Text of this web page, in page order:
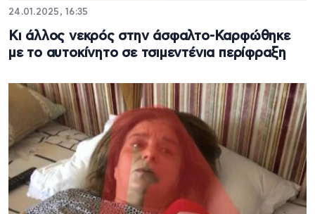
24.01.2025, 16:35
Κι άλλος νεκρός στην άσφαλτο-Καρφώθηκε
με το αυτοκίνητο σε τσιμεντένια περίφραξη